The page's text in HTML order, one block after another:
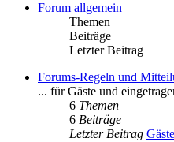
Forum allgemein
Themen
Beiträge
Letzter Beitrag
Forums-Regeln und
... für Gäste und
6 Themen
6 Beiträge
Letzter Beitrag